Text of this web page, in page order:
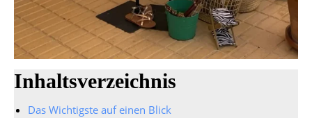
Inhaltsverzeichnis
Das Wichtigste auf einen Blick